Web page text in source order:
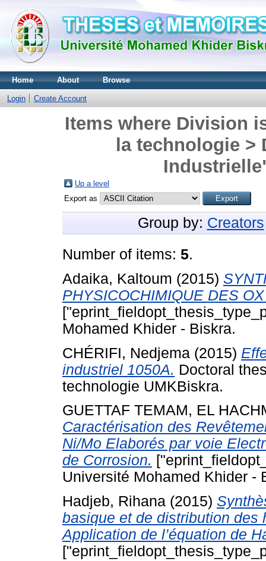
Home About Browse
Login Create Account
Items where Division
la technologie >
Up a level
Export as
Group by: Creators
Number of items: 5.
Adaika, Kaltoum (2015)
PHYSICOCHIMIQUE DES
Mohamed Khider - Biskra.
CHÉRIFI, Nedjema (2015)
industriel 1050A. Doctoral
technologie UMKBiskra.
GUETTAF TEMAM, EL
Caractérisation des
Ni/Mo Elaborés par voie
de Corrosion.
Université Mohamed Khider -
Hadjeb, Rihana (2015)
basique et de distribution
Application de l’équation de